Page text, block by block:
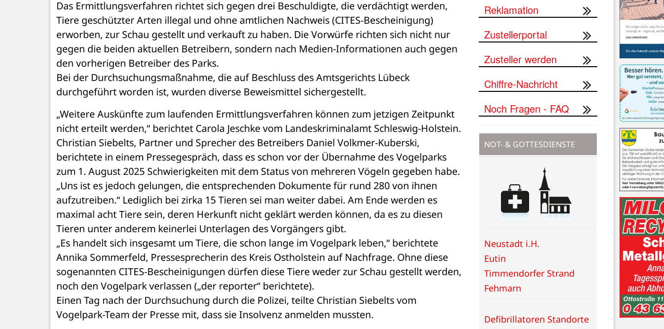
Das Ermittlungsverfahren richtet sich gegen drei Beschuldigte, die verdächtigt werden,
Tiere geschützter Arten illegal und ohne amtlichen Nachweis (CITES-Bescheinigung)
erworben, zur Schau gestellt und verkauft zu haben. Die Vorwürfe richten sich nicht nur
gegen die beiden aktuellen Betreibern, sondern nach Medien-Informationen auch gegen
den vorherigen Betreiber des Parks.
Bei der Durchsuchungsmaßnahme, die auf Beschluss des Amtsgerichts Lübeck
durchgeführt worden ist, wurden diverse Beweismittel sichergestellt.
„Weitere Auskünfte zum laufenden Ermittlungsverfahren können zum jetzigen Zeitpunkt
nicht erteilt werden,“ berichtet Carola Jeschke vom Landeskriminalamt Schleswig-Holstein.
Christian Siebelts, Partner und Sprecher des Betreibers Daniel Volkmer-Kuberski,
berichtete in einem Pressegespräch, dass es schon vor der Übernahme des Vogelparks
zum 1. August 2025 Schwierigkeiten mit dem Status von mehreren Vögeln gegeben habe.
„Uns ist es jedoch gelungen, die entsprechenden Dokumente für rund 280 von ihnen
aufzutreiben.“ Lediglich bei zirka 15 Tieren sei man weiter dabei. Am Ende werden es
maximal acht Tiere sein, deren Herkunft nicht geklärt werden können, da es zu diesen
Tieren unter anderem keinerlei Unterlagen des Vorgängers gibt.
„Es handelt sich insgesamt um Tiere, die schon lange im Vogelpark leben,“ berichtete
Annika Sommerfeld, Pressesprecherin des Kreis Ostholstein auf Nachfrage. Ohne diese
sogenannten CITES-Bescheinigungen dürfen diese Tiere weder zur Schau gestellt werden,
noch den Vogelpark verlassen („der reporter“ berichtete).
Einen Tag nach der Durchsuchung durch die Polizei, teilte Christian Siebelts vom
Vogelpark-Team der Presse mit, dass sie Insolvenz anmelden mussten.
Reklamation
Zustellerportal
Zusteller werden
Chiffre-Nachricht
Noch Fragen - FAQ
NOT- & GOTTESDIENSTE
Neustadt i.H.
Eutin
Timmendorfer Strand
Fehmarn
Defibrillatoren Standorte